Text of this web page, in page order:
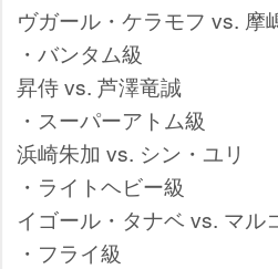
ヴガール・ケラモフ vs. 摩
・バンタム級
昇侍 vs. 芦澤竜誠
・スーパーアトム級
浜崎朱加 vs. シン・ユリ
・ライトヘビー級
イゴール・タナベ vs. マル
・フライ級